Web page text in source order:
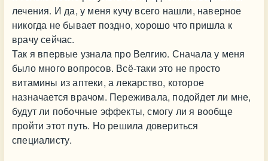
лечения. И да, у меня кучу всего нашли, наверное
никогда не бывает поздно, хорошо что пришла к
врачу сейчас.
Так я впервые узнала про Велгию. Сначала у меня
было много вопросов. Всё-таки это не просто
витамины из аптеки, а лекарство, которое
назначается врачом. Переживала, подойдет ли мне,
будут ли побочные эффекты, смогу ли я вообще
пройти этот путь. Но решила довериться
специалисту.